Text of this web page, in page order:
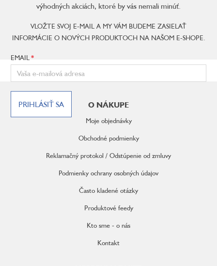
výhodných akciách, ktoré by vás nemali minúť.
VLOŽTE SVOJ E-MAIL A MY VÁM BUDEME ZASIELAŤ
INFORMÁCIE O NOVÝCH PRODUKTOCH NA NAŠOM E-SHOPE.
EMAIL
PRIHLÁSIŤ SA O NÁKUPE
Moje objednávky
Obchodné podmienky
Reklamačný protokol / Odstúpenie od zmluvy
Podmienky ochrany osobných údajov
Často kladené otázky
Produktové feedy
Kto sme - o nás
Kontakt